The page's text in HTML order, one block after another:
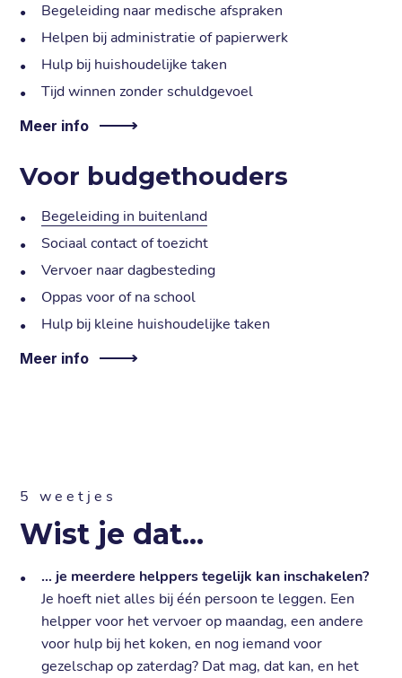
Begeleiding naar medische afspraken
Helpen bij administratie of papierwerk
Hulp bij huishoudelijke taken
Tijd winnen zonder schuldgevoel
Meer info
Voor budgethouders
Begeleiding in buitenland
Sociaal contact of toezicht
Vervoer naar dagbesteding
Oppas voor of na school
Hulp bij kleine huishoudelijke taken
Meer info
5 weetjes
Wist je dat...
… je meerdere helppers tegelijk kan inschakelen?
Je hoeft niet alles bij één persoon te leggen. Een
helpper voor het vervoer op maandag, een andere
voor hulp bij het koken, en nog iemand voor
gezelschap op zaterdag? Dat mag, dat kan, en het